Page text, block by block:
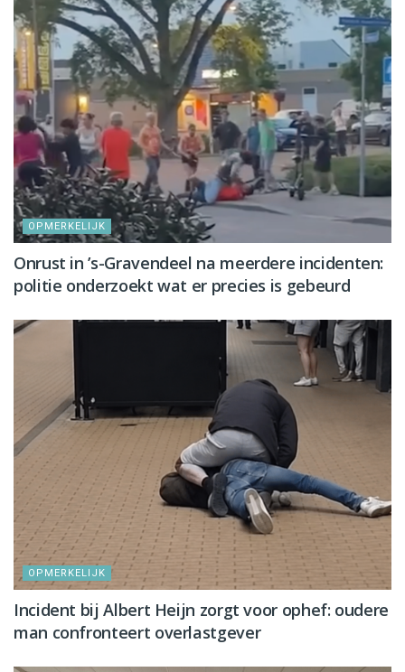
OPMERKELIJK
Onrust in ’s-Gravendeel na meerdere incidenten:
politie onderzoekt wat er precies is gebeurd
OPMERKELIJK
Incident bij Albert Heijn zorgt voor ophef: oudere
man confronteert overlastgever